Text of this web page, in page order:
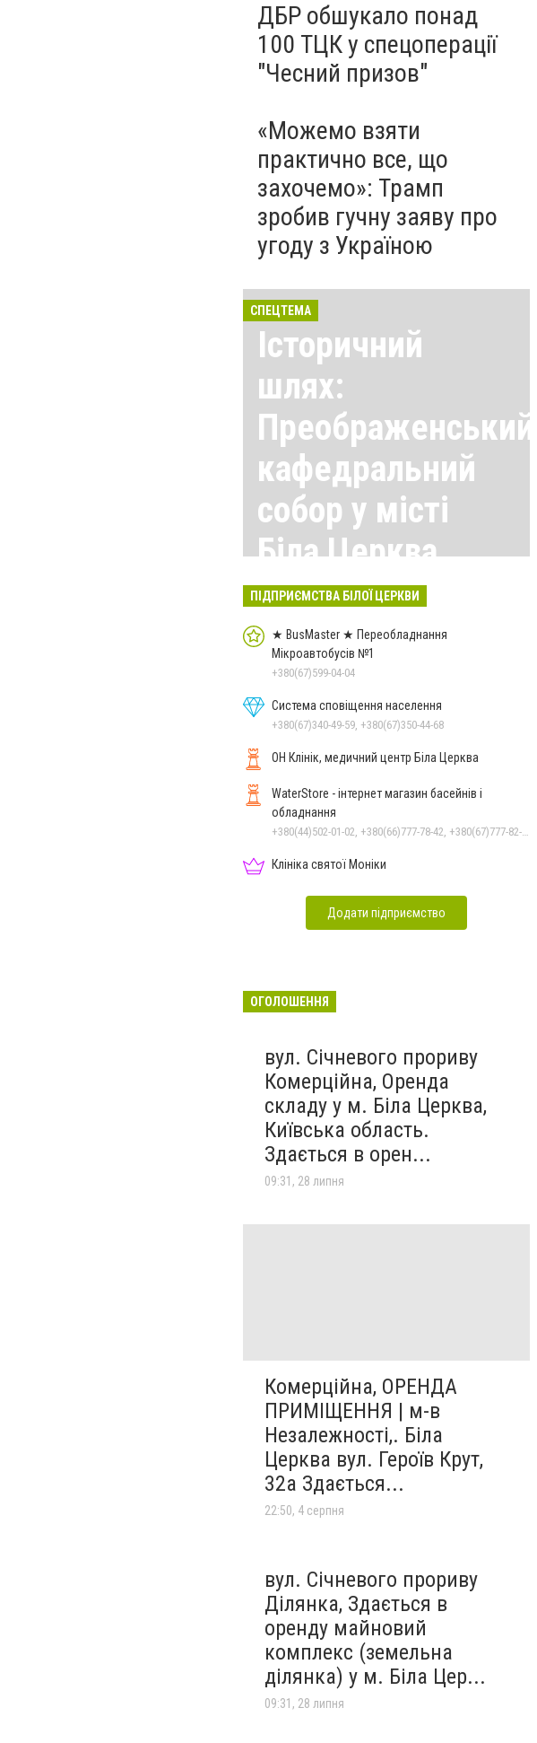
ДБР обшукало понад
100 ТЦК у спецоперації
"Чесний призов"
«Можемо взяти
практично все, що
захочемо»: Трамп
зробив гучну заяву про
угоду з Україною
СПЕЦТЕМА
Історичний
шлях:
Преображенський
кафедральний
собор у місті
Біла Церква
Всі матеріали тут
ПІДПРИЄМСТВА БІЛОЇ ЦЕРКВИ
★ BusMaster ★ Переобладнання
Мікроавтобусів №1
+380(67)599-04-04
Система сповіщення населення
+380(67)340-49-59, +380(67)350-44-68
ОН Клінік, медичний центр Біла Церква
WaterStore - інтернет магазин басейнів і
обладнання
Клініка святої Моніки
Додати підприємство
ОГОЛОШЕННЯ
вул. Січневого прориву
Комерційна, Оренда
складу у м. Біла Церква,
Київська область.
Здається в орен...
09:31, 28 липня
Комерційна, ОРЕНДА
ПРИМІЩЕННЯ | м-в
Незалежності,. Біла
Церква вул. Героїв Крут,
32а Здається...
22:50, 4 серпня
вул. Січневого прориву
Ділянка, Здається в
оренду майновий
комплекс (земельна
ділянка) у м. Біла Цер...
09:31, 28 липня